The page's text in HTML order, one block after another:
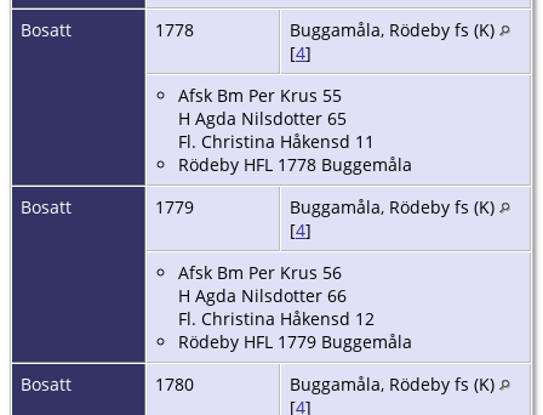
Bosatt
1778
Buggamåla, Rödeby fs (K)
[4]
Afsk Bm Per Krus 55
H Agda Nilsdotter 65
Fl. Christina Håkensd 11
Rödeby HFL 1778 Buggemåla
Bosatt
1779
Buggamåla, Rödeby fs (K)
[4]
Afsk Bm Per Krus 56
H Agda Nilsdotter 66
Fl. Christina Håkensd 12
Rödeby HFL 1779 Buggemåla
Bosatt
1780
Buggamåla, Rödeby fs (K)
[4]